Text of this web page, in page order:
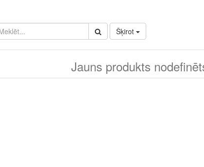
Šķirot
Jauns produkts